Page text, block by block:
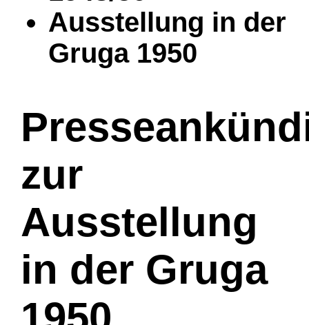
Ausstellung in der
Gruga 1950
zur
Ausstellung
in der Gruga